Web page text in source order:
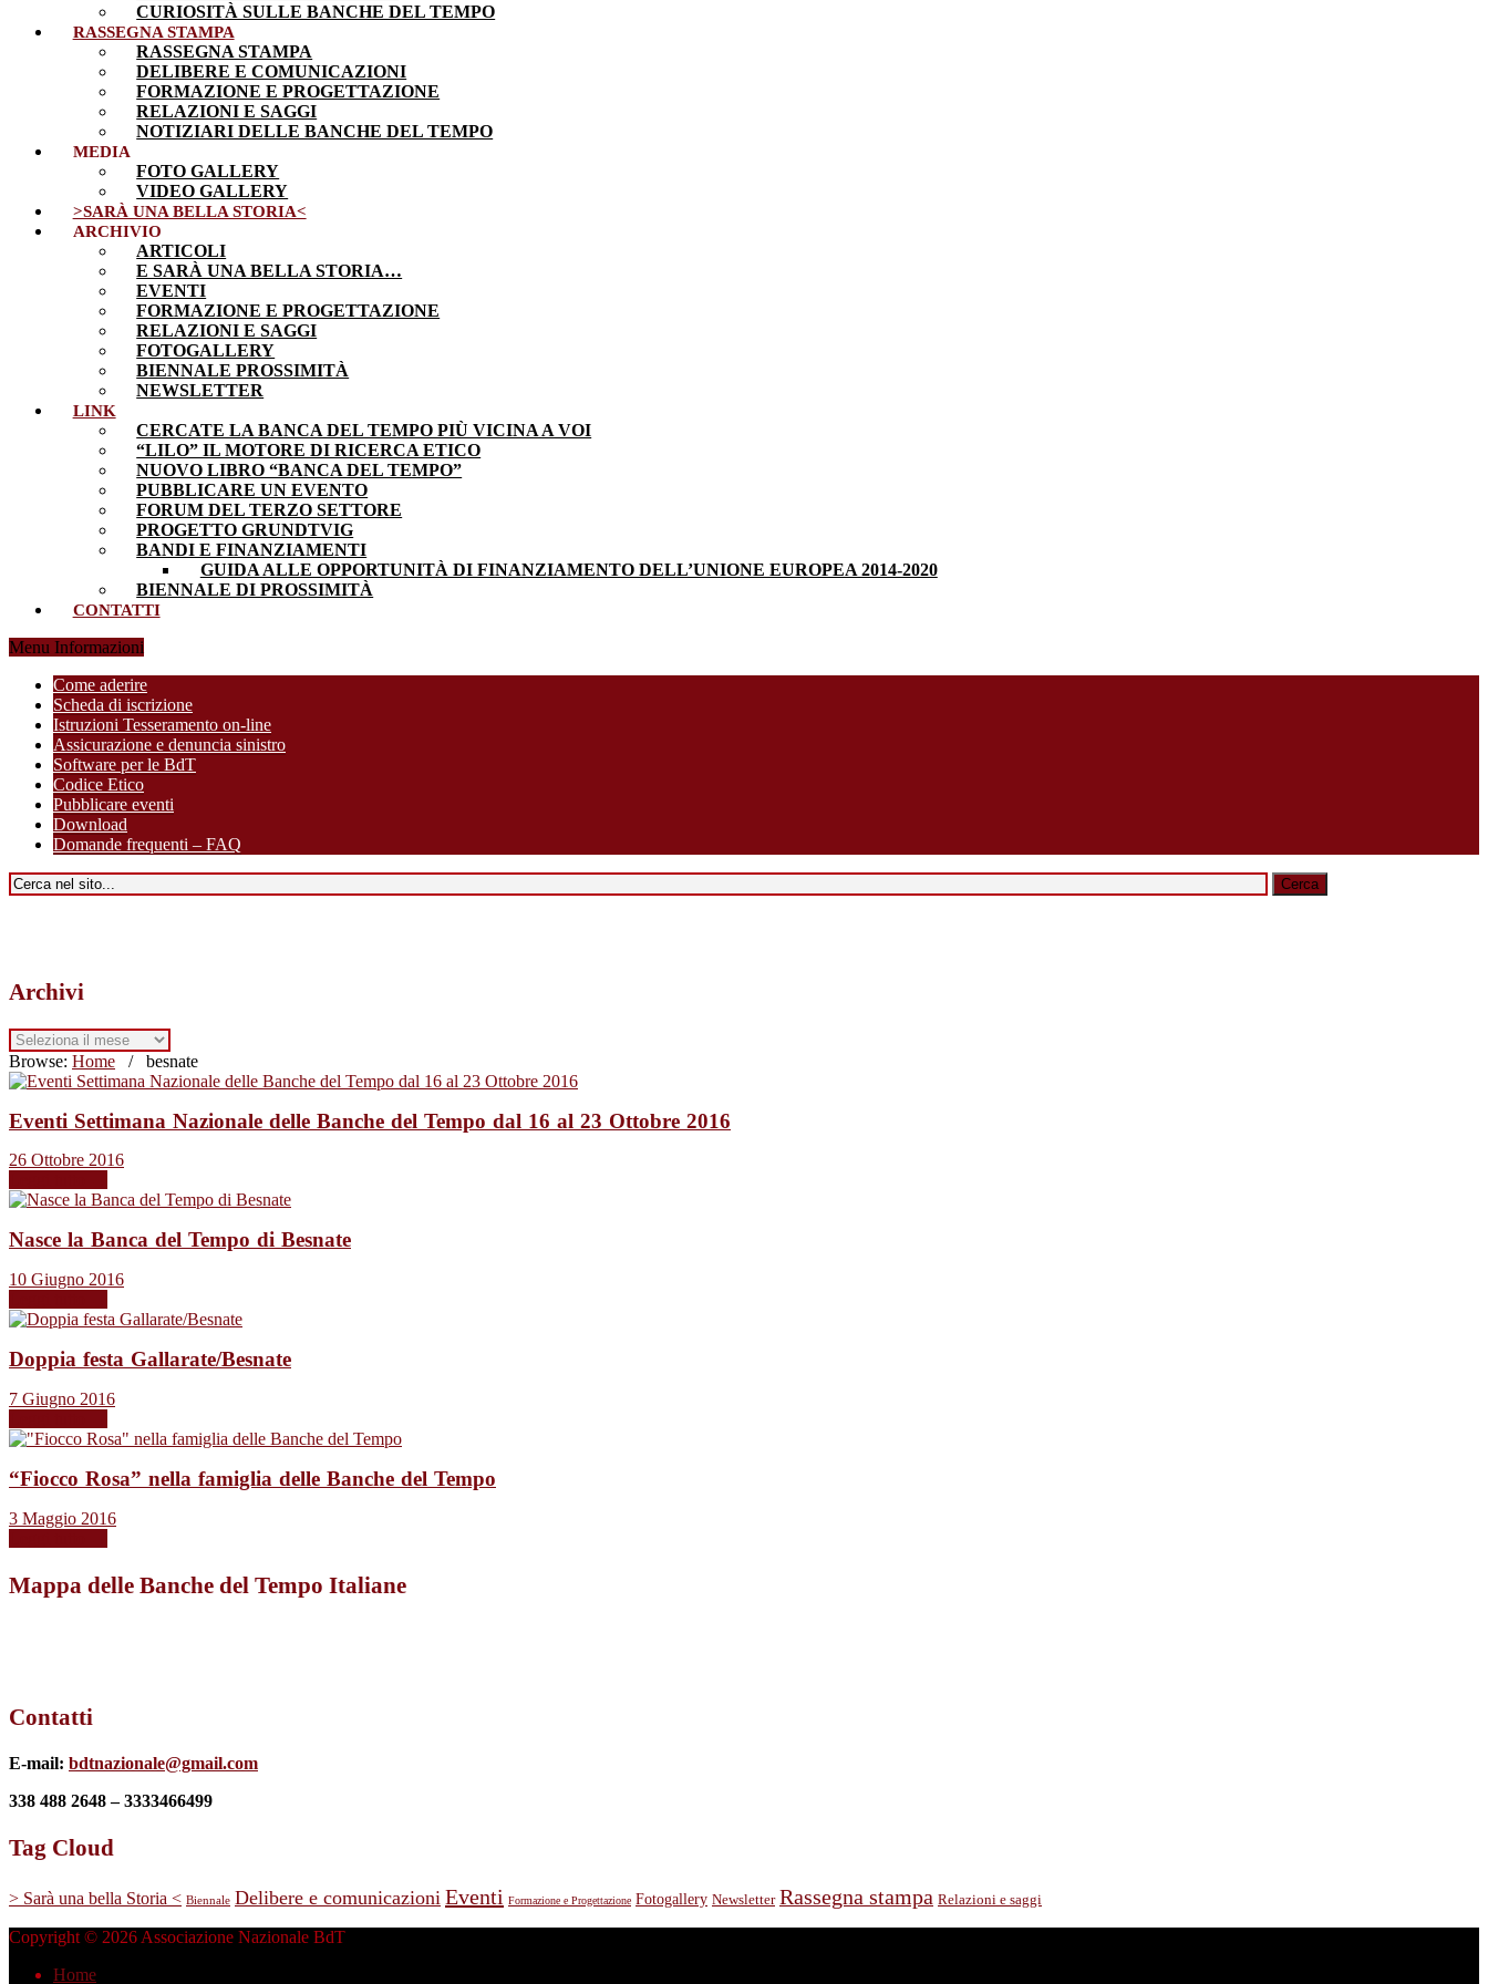
CURIOSITÀ SULLE BANCHE DEL TEMPO
RASSEGNA STAMPA
RASSEGNA STAMPA
DELIBERE E COMUNICAZIONI
FORMAZIONE E PROGETTAZIONE
RELAZIONI E SAGGI
NOTIZIARI DELLE BANCHE DEL TEMPO
MEDIA
FOTO GALLERY
VIDEO GALLERY
>SARÀ UNA BELLA STORIA<
ARCHIVIO
ARTICOLI
E SARÀ UNA BELLA STORIA…
EVENTI
FORMAZIONE E PROGETTAZIONE
RELAZIONI E SAGGI
FOTOGALLERY
BIENNALE PROSSIMITÀ
NEWSLETTER
LINK
CERCATE LA BANCA DEL TEMPO PIÙ VICINA A VOI
“LILO” IL MOTORE DI RICERCA ETICO
NUOVO LIBRO “BANCA DEL TEMPO”
PUBBLICARE UN EVENTO
FORUM DEL TERZO SETTORE
PROGETTO GRUNDTVIG
BANDI E FINANZIAMENTI
GUIDA ALLE OPPORTUNITÀ DI FINANZIAMENTO DELL’UNIONE EUROPEA 2014-2020
BIENNALE DI PROSSIMITÀ
CONTATTI
Menu Informazioni
Come aderire
Scheda di iscrizione
Istruzioni Tesseramento on-line
Assicurazione e denuncia sinistro
Software per le BdT
Codice Etico
Pubblicare eventi
Download
Domande frequenti – FAQ
Archivi
Archivi
Browse: Home / besnate
Eventi Settimana Nazionale delle Banche del Tempo dal 16 al 23 Ottobre 2016
26 Ottobre 2016
Nasce la Banca del Tempo di Besnate
10 Giugno 2016
Doppia festa Gallarate/Besnate
7 Giugno 2016
“Fiocco Rosa” nella famiglia delle Banche del Tempo
3 Maggio 2016
Mappa delle Banche del Tempo Italiane
Contatti
E-mail: bdtnazionale@gmail.com
338 488 2648 – 3333466499
Tag Cloud
> Sarà una bella Storia < Biennale Delibere e comunicazioni Eventi Formazione e Progettazione Fotogallery Newsletter Rassegna stampa Relazioni e saggi
Copyright © 2026 Associazione Nazionale BdT
Home